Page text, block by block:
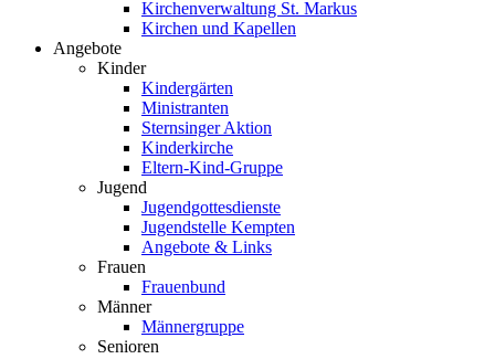
Kirchenverwaltung St. Markus
Kirchen und Kapellen
Angebote
Kinder
Kindergärten
Ministranten
Sternsinger Aktion
Kinderkirche
Eltern-Kind-Gruppe
Jugend
Jugendgottesdienste
Jugendstelle Kempten
Angebote & Links
Frauen
Frauenbund
Männer
Männergruppe
Senioren